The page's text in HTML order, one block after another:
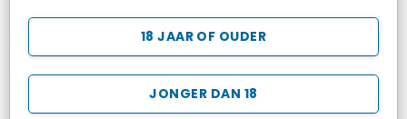
JONGER DAN 18
18 JAAR OF OUDER
Hospital Surgeon Doctor Game Potion Sort